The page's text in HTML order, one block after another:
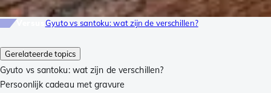
Gerelateerde topics
Gyuto vs santoku: wat zijn de verschillen?
Persoonlijk cadeau met gravure
Gyuto vs santoku: wat zijn de verschillen?